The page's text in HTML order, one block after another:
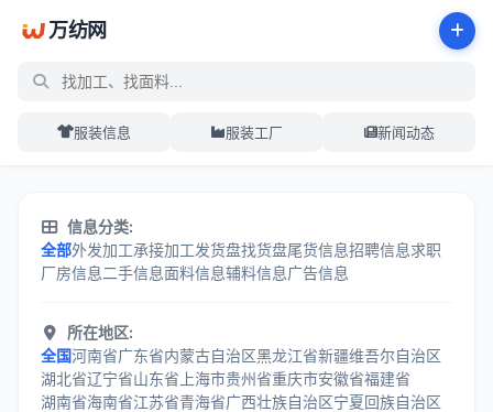
万纺网
服装信息 服装工厂 新闻动态
信息分类:
全部外发加工承接加工发货盘找货盘尾货信息招聘信息求职
厂房信息 二手信息面料信息辅料信息广告信息
所在地区:
全国河南省广东省内蒙古自治区黑龙江省新疆维吾尔自治区
湖北省辽宁省山东省 上海市贵州省重庆市安徽省福建省
湖南省海南省江苏省青海省广西壮族自治区宁夏回族自治区